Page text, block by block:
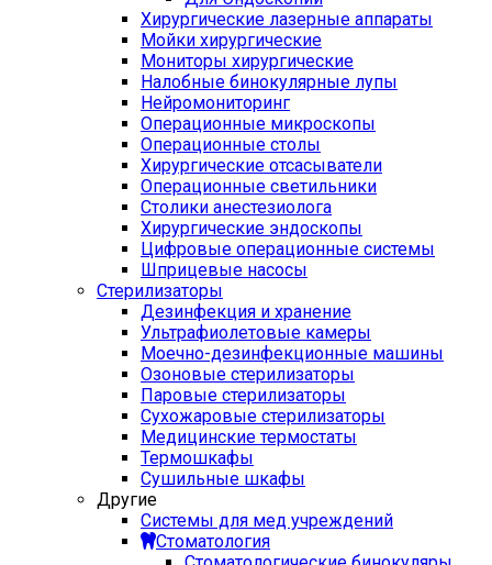
Хирургические лазерные аппараты
Мойки хирургические
Мониторы хирургические
Налобные бинокулярные лупы
Нейромониторинг
Операционные микроскопы
Операционные столы
Хирургические отсасыватели
Операционные светильники
Столики анестезиолога
Хирургические эндоскопы
Цифровые операционные системы
Шприцевые насосы
Стерилизаторы
Дезинфекция и хранение
Ультрафиолетовые камеры
Моечно-дезинфекционные машины
Озоновые стерилизаторы
Паровые стерилизаторы
Сухожаровые стерилизаторы
Медицинские термостаты
Термошкафы
Сушильные шкафы
Другие
Системы для мед учреждений
Стоматология